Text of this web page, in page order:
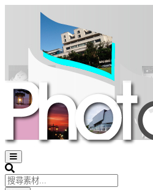
Open
sidebar
Search